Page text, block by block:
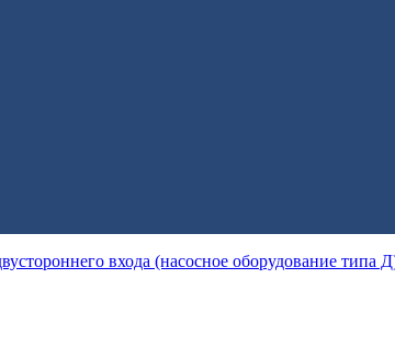
входа (насосное оборудование типа